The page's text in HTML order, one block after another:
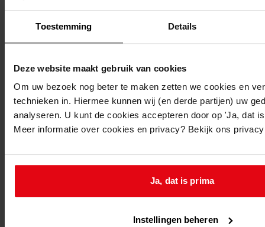
Toestemming Details
Deze website maakt gebruik van cookies
Om uw bezoek nog beter te maken zetten we cookies en
technieken in. Hiermee kunnen wij (en derde partijen) uw
analyseren. U kunt de cookies accepteren door op 'Ja, dat
Meer informatie over cookies en privacy? Bekijk ons
Ja, dat is prima
Instellingen beheren
U kunt dit stuk / deze stukken in origineel raadplegen
in de studiezaal van het Westfries Archief (WFA).
Archiefnummer: 0409
Inventarisnummer: 17
Reserveren:
website van het WFA.
Op de aangegeven reserveringsdatum liggen de